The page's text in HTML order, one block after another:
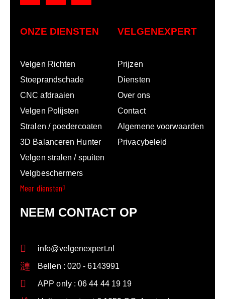
ONZE DIENSTEN
Velgen Richten
Stoeprandschade
CNC afdraaien
Velgen Polijsten
Stralen / poedercoaten
3D Balanceren Hunter
Velgen stralen / spuiten
Velgbeschermers
Meer diensten
VELGENEXPERT
Prijzen
Diensten
Over ons
Contact
Algemene voorwaarden
Privacybeleid
NEEM CONTACT OP
info@velgenexpert.nl
Bellen : 020 - 6143991
APP only : 06 44 44 19 19